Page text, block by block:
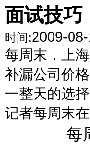
面试技巧
时间:2009-
每周末，上
补漏公司价
一整天的选
记者每周末
每周